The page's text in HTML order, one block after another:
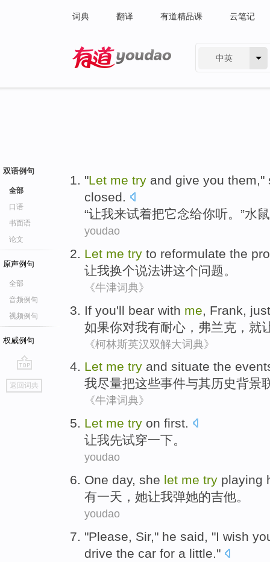
词典 翻译 有道精品课 云笔记
中英
双语例句
全部
口语
书面语
论文
原声例句
全部
音频例句
视频例句
权威例句
go
top
返回词典
"Let me try and give you them,"
closed.
“让我来试着把它念给你听。”水
youdao
Let me try to reformulate the
让我换个说法讲这个问题。
《牛津词典》
If you'll bear with me Frank
如果你对我有耐心 ， 弗兰克 ， 就
《柯林斯英汉双解大词典》
Let me try and situate the
我尽量把这些事件与其历史背景
《牛津词典》
Let me try on first.
让我先试穿一下。
youdao
One day, she let me try playing
有一天 ， 她让我弹她的吉他。
youdao
"Please, Sir," he said, "I wish
drive the car for a little."